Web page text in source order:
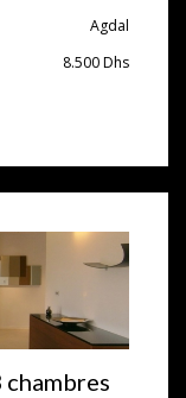
Agdal
8.500Dhs